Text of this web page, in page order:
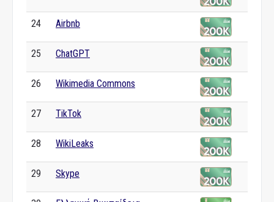
24 Airbnb
25 ChatGPT
26 Wikimedia Commons
27 TikTok
28 WikiLeaks
29 Skype